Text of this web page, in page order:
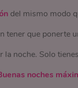
del mismo modo
tener que ponerte
la noche. Solo
noches